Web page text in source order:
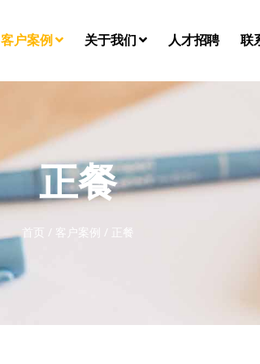
客户案例 关于我们 人才招聘 联
正餐
首页 / 客户案例 / 正餐